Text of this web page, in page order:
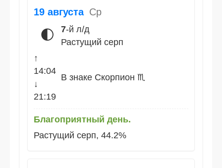
19 августа Ср
🌓 7-й л/д
Растущий серп
↑
14:04
↓
21:19
В знаке Скорпион ♏
Благоприятный день.
Растущий серп, 44.2%